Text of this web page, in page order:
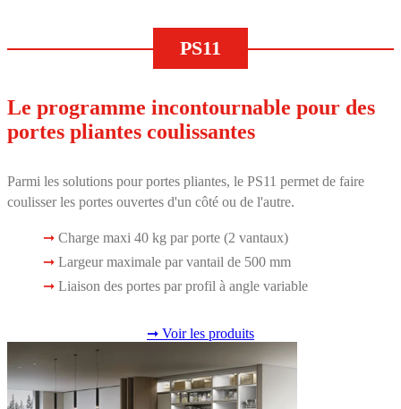
PS11
Le programme incontournable pour des
portes pliantes coulissantes
Parmi les solutions pour portes pliantes, le PS11 permet de faire
coulisser les portes ouvertes d'un côté ou de l'autre.
Charge maxi 40 kg par porte (2 vantaux)
Largeur maximale par vantail de 500 mm
Liaison des portes par profil à angle variable
➞ Voir les produits